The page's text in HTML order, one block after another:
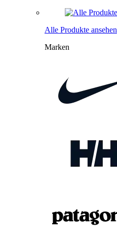
Alle Produkte ansehen
Marken